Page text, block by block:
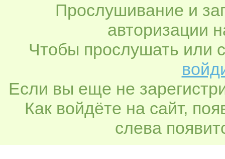
Прослушивание и
авторизации
Чтобы прослушать или
Если вы еще не
Как войдёте на сайт,
слева